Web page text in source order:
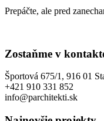
Prepáčte, ale pred
Zostaňme v
Športová 675/1, 916 01
+421 910 331 852
info@parchitekti.sk